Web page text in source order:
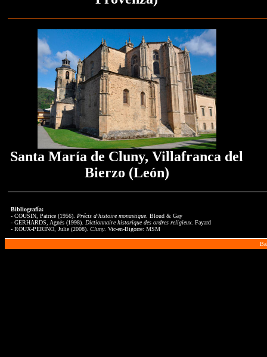
Santa María de Cluny, Villafranca del
Bierzo (León)
Bibliografía:
- COUSIN, Patrice (1956). Précis d’histoire monastique. Bloud & Gay
- GERHARDS, Agnès (1998). Dictionnaire historique des ordres religieux. Fayard
- ROUX-PERINO, Julie (2008). Cluny. Vic-en-Bigorre: MSM